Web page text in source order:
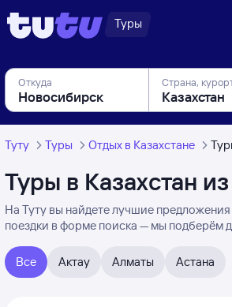
Туры
Откуда Страна,
Туту Туры Отдых в Казахстане
Туры в Казахстан
На Туту вы найдете лучшие
поездки в форме поиска — мы подберём
Все Актау Алматы Астана